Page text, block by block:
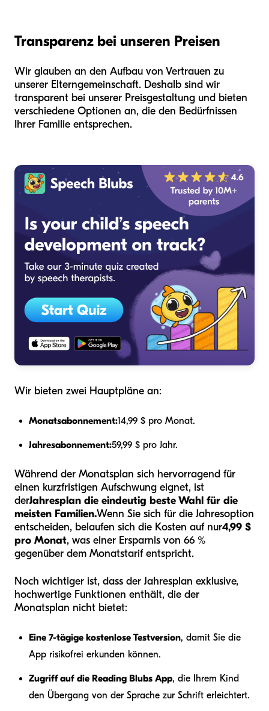
Transparenz bei unseren Preisen
Wir glauben an den Aufbau von Vertrauen zu
unserer Elterngemeinschaft. Deshalb sind wir
transparent bei unserer Preisgestaltung und bieten
verschiedene Optionen an, die den Bedürfnissen
Ihrer Familie entsprechen.
Wir bieten zwei Hauptpläne an:
Monatsabonnement:14,99 $ pro Monat.
Jahresabonnement:59,99 $ pro Jahr.
Während der Monatsplan sich hervorragend für
einen kurzfristigen Aufschwung eignet, ist
derJahresplan die eindeutig beste Wahl für die
meisten Familien.Wenn Sie sich für die Jahresoption
entscheiden, belaufen sich die Kosten auf nur4,99 $
pro Monat, was einer Ersparnis von 66 %
gegenüber dem Monatstarif entspricht.
Noch wichtiger ist, dass der Jahresplan exklusive,
hochwertige Funktionen enthält, die der
Monatsplan nicht bietet:
Eine 7-tägige kostenlose Testversion, damit Sie die
App risikofrei erkunden können.
Zugriff auf die Reading Blubs App, die Ihrem Kind
den Übergang von der Sprache zur Schrift erleichtert.